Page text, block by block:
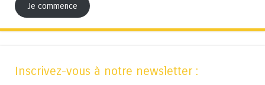
Je commence
Inscrivez-vous à notre newsletter :